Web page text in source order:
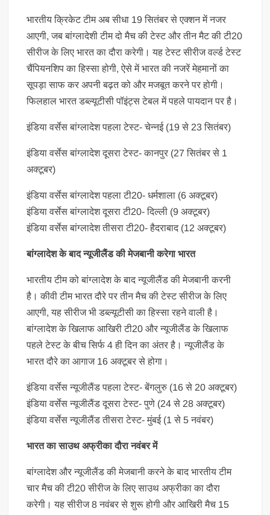
भारतीय क्रिकेट टीम अब सीधा 19 सितंबर से एक्शन में नजर
आएगी, जब बांग्लादेशी टीम दो मैच की टेस्ट और तीन मैट की टी20
सीरीज के लिए भारत का दौरा करेगी। यह टेस्ट सीरीज वर्ल्ड टेस्ट
चैंपियनशिप का हिस्सा होगी, ऐसे में भारत की नजरें मेहमानों का
सूपड़ा साफ कर अपनी बढ़त को और मजबूत करने पर होगी।
फिलहाल भारत डब्ल्यूटीसी पॉइंट्स टेबल में पहले पायदान पर है।
इंडिया वर्सेस बांग्लादेश पहला टेस्ट- चेन्नई (19 से 23 सितंबर)
इंडिया वर्सेस बांग्लादेश दूसरा टेस्ट- कानपुर (27 सितंबर से 1
अक्टूबर)
इंडिया वर्सेस बांग्लादेश पहला टी20- धर्मशाला (6 अक्टूबर)
इंडिया वर्सेस बांग्लादेश दूसरा टी20- दिल्ली (9 अक्टूबर)
इंडिया वर्सेस बांग्लादेश तीसरा टी20- हैदराबाद (12 अक्टूबर)
बांग्लादेश के बाद न्यूजीलैंड की मेजबानी करेगा भारत
भारतीय टीम को बांग्लादेश के बाद न्यूजीलैंड की मेजबानी करनी
है। कीवी टीम भारत दौरे पर तीन मैच की टेस्ट सीरीज के लिए
आएगी, यह सीरीज भी डब्ल्यूटीसी का हिस्सा रहने वाली है।
बांग्लादेश के खिलाफ आखिरी टी20 और न्यूजीलैंड के खिलाफ
पहले टेस्ट के बीच सिर्फ 4 ही दिन का अंतर है। न्यूजीलैंड के
भारत दौरे का आगाज 16 अक्टूबर से होगा।
इंडिया वर्सेस न्यूजीलैंड पहला टेस्ट- बेंगलुरु (16 से 20 अक्टूबर)
इंडिया वर्सेस न्यूजीलैंड दूसरा टेस्ट- पुणे (24 से 28 अक्टूबर)
इंडिया वर्सेस न्यूजीलैंड तीसरा टेस्ट- मुंबई (1 से 5 नवंबर)
भारत का साउथ अफ्रीका दौरा नवंबर में
बांग्लादेश और न्यूजीलैंड की मेजबानी करने के बाद भारतीय टीम
चार मैच की टी20 सीरीज के लिए साउथ अफ्रीका का दौरा
करेगी। यह सीरीज 8 नवंबर से शुरू होगी और आखिरी मैच 15